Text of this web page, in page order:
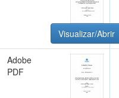
Visualizar/Abrir
Adobe
PDF